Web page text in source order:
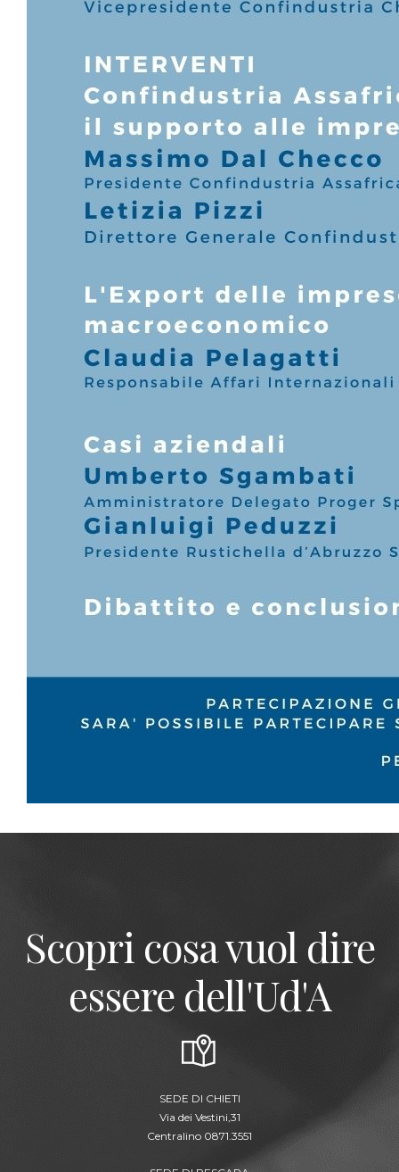
Scopri cosa vuol dire
essere dell'Ud'A
SEDE DI CHIETI
Via dei Vestini,31
Centralino 0871.3551